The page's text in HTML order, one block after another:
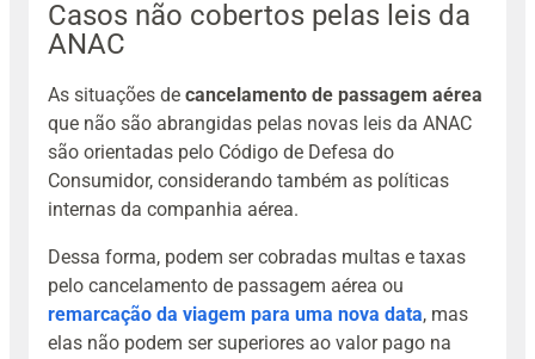
Casos não cobertos pelas leis da
ANAC
As situações de cancelamento de passagem aérea
que não são abrangidas pelas novas leis da ANAC
são orientadas pelo Código de Defesa do
Consumidor, considerando também as políticas
internas da companhia aérea.
Dessa forma, podem ser cobradas multas e taxas
pelo cancelamento de passagem aérea ou
remarcação da viagem para uma nova data, mas
elas não podem ser superiores ao valor pago na